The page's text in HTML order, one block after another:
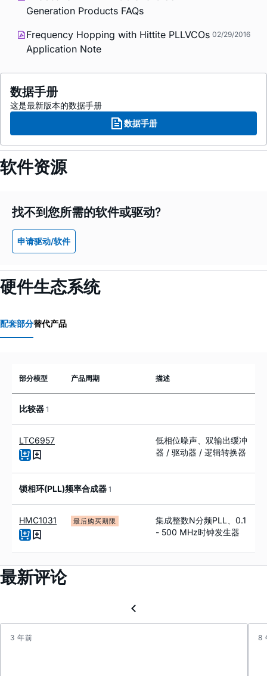
Generation Products FAQs
Frequency Hopping with Hittite PLLVCOs
Application Note
02/29/2016
数据手册
这是最新版本的数据手册
数据手册
软件资源
找不到您所需的软件或驱动?
申请驱动/软件
硬件生态系统
配套部分替代产品
部分模型 产品周期 描述
比较器 1
LTC6957
低相位噪声、双输出缓冲
器 / 驱动器 / 逻辑转换器
锁相环(PLL)频率合成器 1
HMC1031 最后购买期限
集成整数N分频PLL、0.1
- 500 MHz时钟发生器
最新评论
3 年前 8